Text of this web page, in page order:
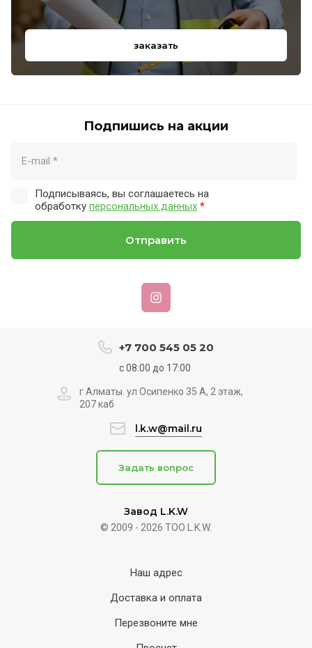
заказать
Подпишись на акции
Подписываясь, вы соглашаетесь на
обработку персональных данных *
Отправить
Завод L.K.W
© 2009 - 2026 ТОО L.K.W.
+7 700 545 05 20
с 08:00 до 17:00
г Алматы. ул Осипенко 35 А, 2 этаж,
207 каб
l.k.w@mail.ru
Задать вопрос
Наш адрес
Доставка и оплата
Перезвоните мне